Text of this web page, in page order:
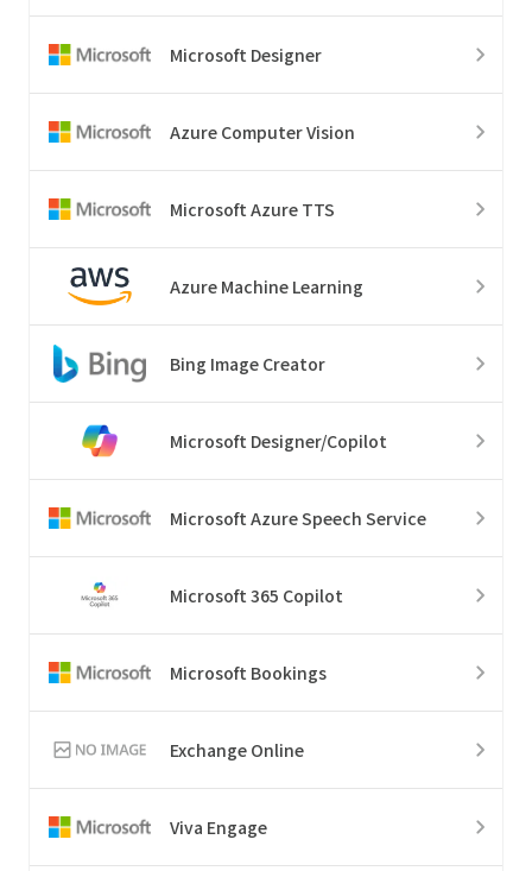
Microsoft Designer
Azure Computer Vision
Microsoft Azure TTS
Azure Machine Learning
Bing Image Creator
Microsoft Designer/Copilot
Microsoft Azure Speech Service
Microsoft 365 Copilot
Microsoft Bookings
Exchange Online
Viva Engage